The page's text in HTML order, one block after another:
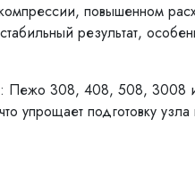
повышенном
результат,
Пежо 308, 408, 508,
упрощает подготовку узла